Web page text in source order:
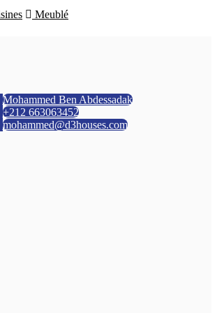
Meublé
Mohammed Ben Abdessadak
+212 663063452
mohammed@d3houses.com